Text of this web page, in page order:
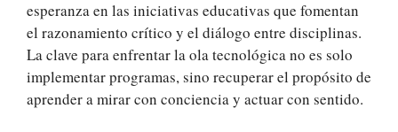
esperanza en las iniciativas educativas que fomentan
el razonamiento crítico y el diálogo entre disciplinas.
La clave para enfrentar la ola tecnológica no es solo
implementar programas, sino recuperar el propósito de
aprender a mirar con conciencia y actuar con sentido.